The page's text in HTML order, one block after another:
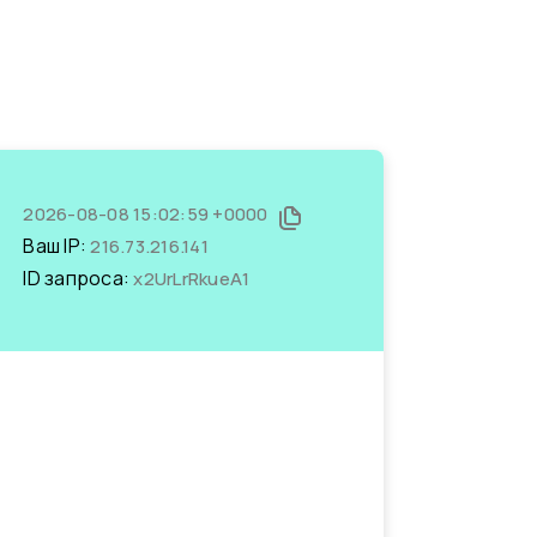
2026-08-08 15:02:59 +0000
Ваш IP:216.73.216.141
ID запроса:x2UrLrRkueA1